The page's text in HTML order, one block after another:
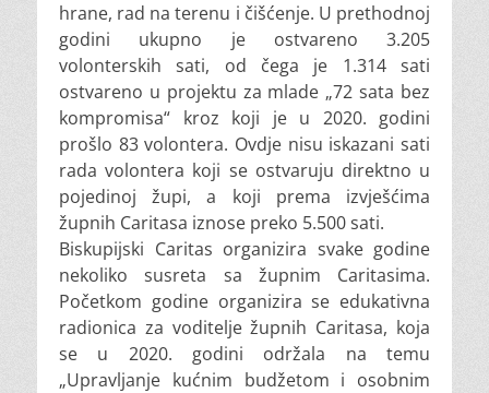
hrane, rad na terenu i čišćenje. U prethodnoj
godini ukupno je ostvareno 3.205
volonterskih sati, od čega je 1.314 sati
ostvareno u projektu za mlade „72 sata bez
kompromisa“ kroz koji je u 2020. godini
prošlo 83 volontera. Ovdje nisu iskazani sati
rada volontera koji se ostvaruju direktno u
pojedinoj župi, a koji prema izvješćima
župnih Caritasa iznose preko 5.500 sati.
Biskupijski Caritas organizira svake godine
nekoliko susreta sa župnim Caritasima.
Početkom godine organizira se edukativna
radionica za voditelje župnih Caritasa, koja
se u 2020. godini održala na temu
„Upravljanje kućnim budžetom i osobnim